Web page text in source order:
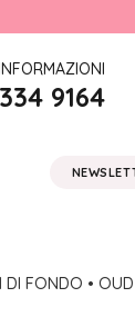
9164
DI FONDO •